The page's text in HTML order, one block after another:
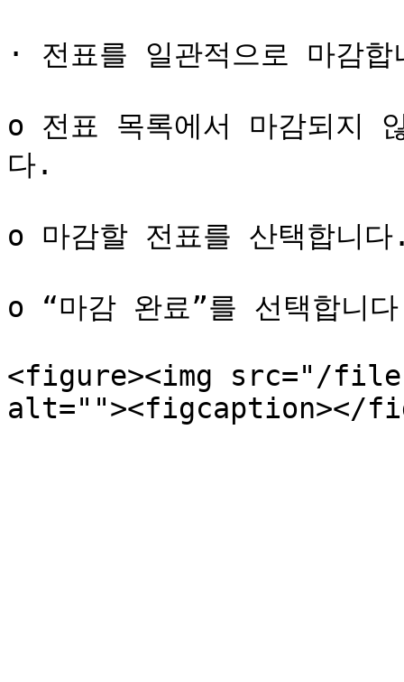
· 전표를 일관적으로 마감
o 전표 목록에서 마감되지
다.
o 마감할 전표를 산택합니
o “마감 완료”를 선택합니
<figure><img src="/files/